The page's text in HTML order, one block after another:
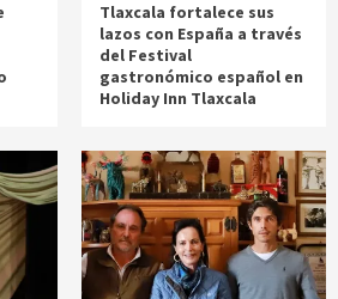
Tlaxcala fortalece sus
lazos con España a través
del Festival
gastronómico español en
Holiday Inn Tlaxcala